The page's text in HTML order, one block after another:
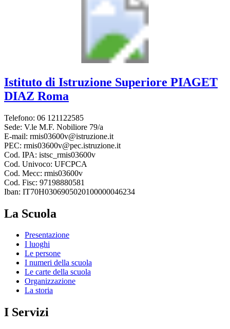
Istituto di Istruzione Superiore PIAGET
DIAZ Roma
Telefono: 06 121122585
Sede: V.le M.F. Nobiliore 79/a
E-mail: rmis03600v@istruzione.it
PEC: rmis03600v@pec.istruzione.it
Cod. IPA: istsc_rmis03600v
Cod. Univoco: UFCPCA
Cod. Mecc: rmis03600v
Cod. Fisc: 97198880581
Iban: IT70H0306905020100000046234
La Scuola
Presentazione
I luoghi
Le persone
I numeri della scuola
Le carte della scuola
Organizzazione
La storia
I Servizi